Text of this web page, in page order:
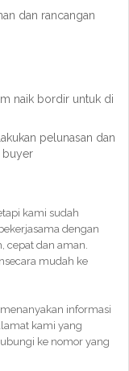
dan rancangan
naik bordir untuk di
pelunasan dan
buyer
kami sudah
dengan
cepat dan aman.
mudah ke
informasi
kami yang
ke nomor yang